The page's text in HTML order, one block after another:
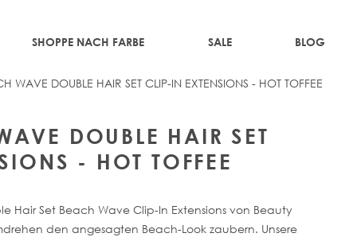
SHOPPE NACH FARBE SALE BLOG
WAVE DOUBLE HAIR SET CLIP-IN EXTENSIONS - HOT TOFFEE
DOUBLE HAIR SET
- HOT TOFFEE
Hair Set Beach Wave Clip-In Extensions von Beauty
den angesagten Beach-Look zaubern. Unsere